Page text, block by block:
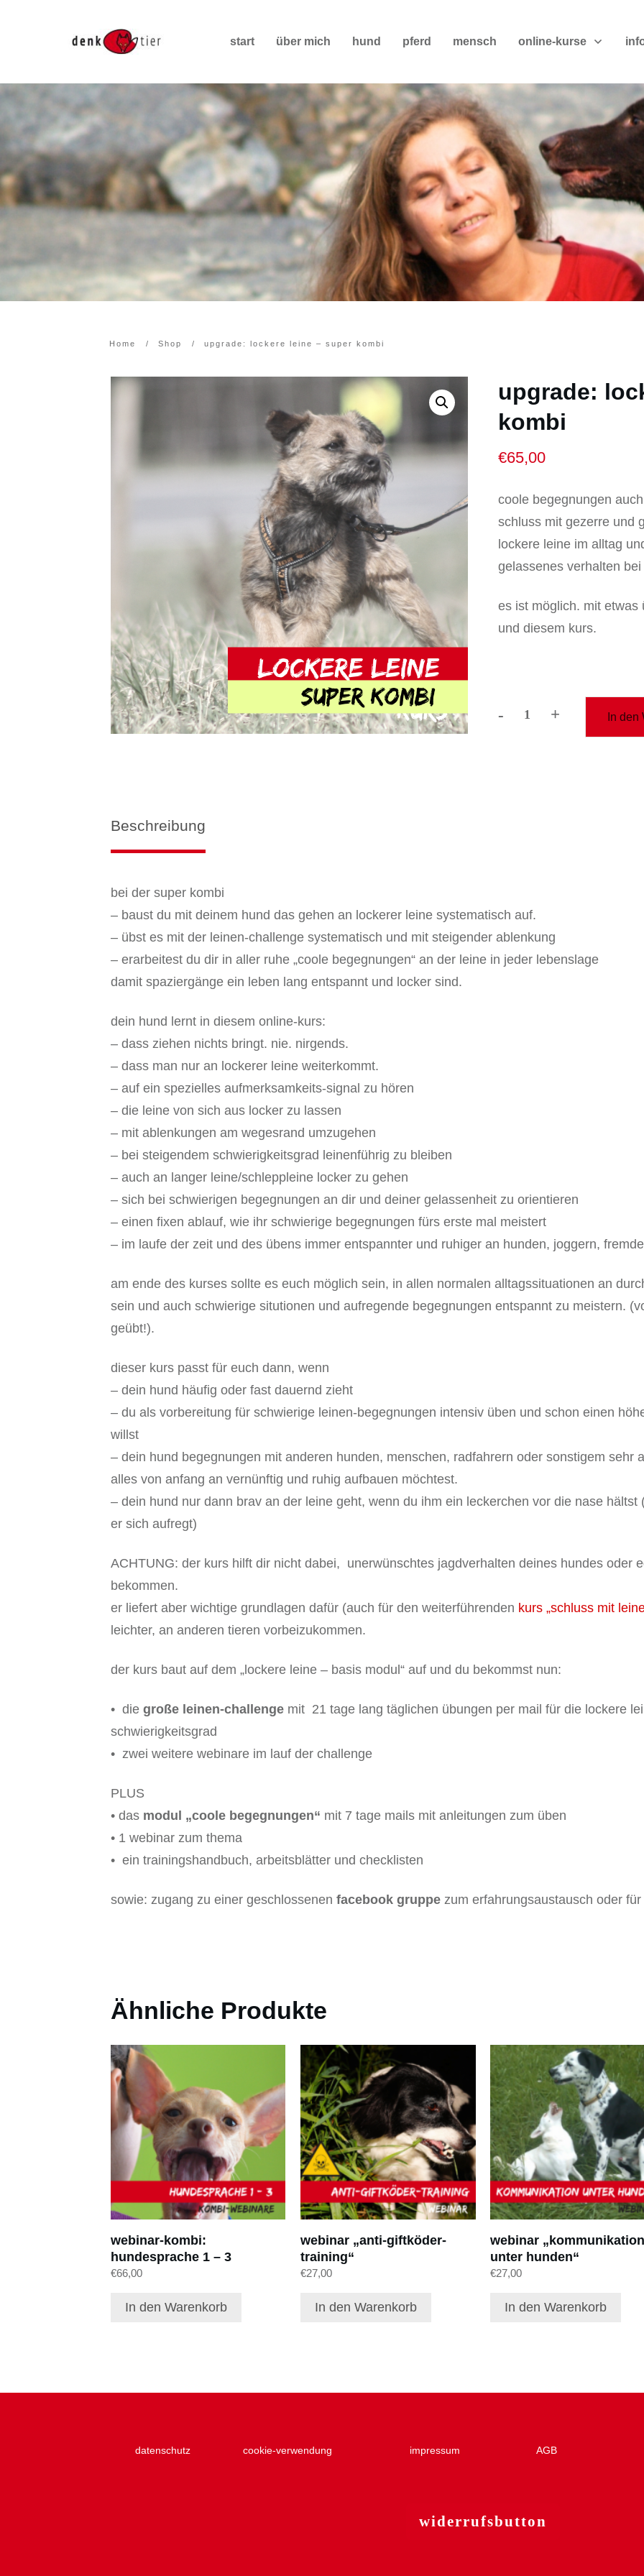
start über mich hund pferd mensch online-kurse
Home / Shop / upgrade: lockere leine – super kombi
upgrade:
kombi
€65,00
coole begegnungen
schluss mit gezerre und
lockere leine im alltag
gelassenes verhalten
es ist möglich. mit etwas
und diesem kurs.
-upgrade:
+ In den
Beschreibung
bei der super kombi
– baust du mit deinem hund das gehen an lockerer leine systematisch auf.
– übst es mit der leinen-challenge systematisch und mit steigender ablenkung
– erarbeitest du dir in aller ruhe „coole begegnungen“ an der leine in jeder lebenslage
damit spaziergänge ein leben lang entspannt und locker sind.
dein hund lernt in diesem online-kurs:
– dass ziehen nichts bringt. nie. nirgends.
– dass man nur an lockerer leine weiterkommt.
– auf ein spezielles aufmerksamkeits-signal zu hören
– die leine von sich aus locker zu lassen
– mit ablenkungen am wegesrand umzugehen
– bei steigendem schwierigkeitsgrad leinenführig zu bleiben
– auch an langer leine/schleppleine locker zu gehen
– sich bei schwierigen begegnungen an dir und deiner gelassenheit zu orientieren
– einen fixen ablauf, wie ihr schwierige begegnungen fürs erste mal meistert
– im laufe der zeit und des übens immer entspannter und ruhiger an hunden, joggern,
am ende des kurses sollte es euch möglich sein, in allen normalen alltagssituationen an
sein und auch schwierige situtionen und aufregende begegnungen entspannt zu meistern.
geübt!).
dieser kurs passt für euch dann, wenn
– dein hund häufig oder fast dauernd zieht
– du als vorbereitung für schwierige leinen-begegnungen intensiv üben und schon einen
willst
– dein hund begegnungen mit anderen hunden, menschen, radfahrern oder sonstigem sehr
alles von anfang an vernünftig und ruhig aufbauen möchtest.
– dein hund nur dann brav an der leine geht, wenn du ihm ein leckerchen vor die nase
er sich aufregt)
ACHTUNG: der kurs hilft dir nicht dabei, unerwünschtes jagdverhalten deines hundes oder
bekommen.
er liefert aber wichtige grundlagen dafür (auch für den weiterführenden kurs „schluss mit
leichter, an anderen tieren vorbeizukommen.
der kurs baut auf dem „lockere leine – basis modul“ auf und du bekommst nun:
• die große leinen-challenge mit 21 tage lang täglichen übungen per mail für die lockere
schwierigkeitsgrad
• zwei weitere webinare im lauf der challenge
PLUS
• das modul „coole begegnungen“ mit 7 tage mails mit anleitungen zum üben
• 1 webinar zum thema
• ein trainingshandbuch, arbeitsblätter und checklisten
sowie: zugang zu einer geschlossenen facebook gruppe zum erfahrungsaustausch oder
Ähnliche Produkte
webinar-kombi:
hundesprache 1 – 3
€66,00
In den Warenkorb
webinar „anti-giftköder-
training“
€27,00
In den Warenkorb
webinar „kommunikation
unter hunden“
€27,00
In den Warenkorb
datenschutz cookie-verwendung impressum AGB
widerrufsbutton